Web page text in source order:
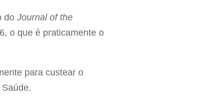
do Journal of the
o que é praticamente o
para custear o